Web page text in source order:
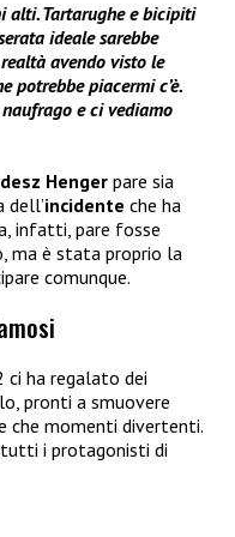
alti. Tartarughe e bicipiti
ideale sarebbe
avendo visto le
potrebbe piacermi c’è.
e ci vediamo
Henger pare sia
incidente che ha
infatti, pare fosse
ma è stata proprio la
comunque.
ci ha regalato dei
pronti a smuovere
che momenti divertenti.
tutti i protagonisti di